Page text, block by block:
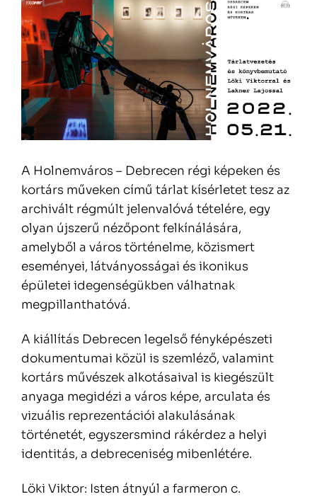
A Holnemváros – Debrecen régi képeken és
kortárs műveken című tárlat kísérletet tesz az
archivált régmúlt jelenvalóvá tételére, egy
olyan újszerű nézőpont felkínálására,
amelyből a város történelme, közismert
eseményei, látványosságai és ikonikus
épületei idegenségükben válhatnak
megpillanthatóvá.
A kiállítás Debrecen legelső fényképészeti
dokumentumai közül is szemléző, valamint
kortárs művészek alkotásaival is kiegészült
anyaga megidézi a város képe, arculata és
vizuális reprezentációi alakulásának
történetét, egyszersmind rákérdez a helyi
identitás, a debreceniség mibenlétére.
Löki Viktor: Isten átnyúl a farmeron c.